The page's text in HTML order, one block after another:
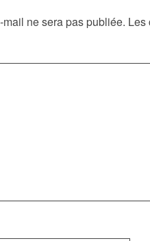
ne sera pas publiée. Les